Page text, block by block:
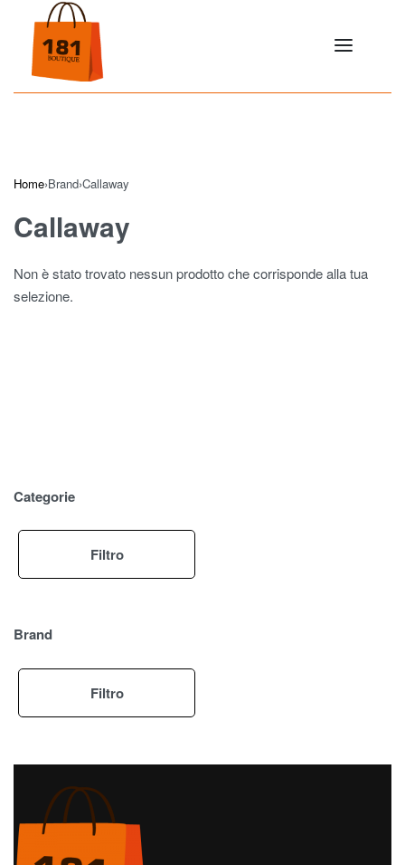
Home›Brand›Callaway
Callaway
Non è stato trovato nessun prodotto che corrisponde alla tua
selezione.
Categorie
Filtro
Brand
Filtro